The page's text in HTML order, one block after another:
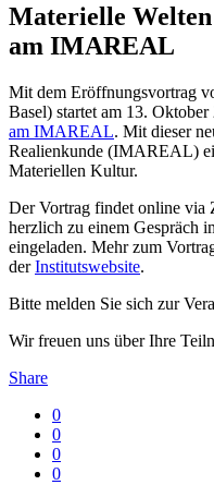
Materielle Welten
am IMAREAL
Mit dem Eröffnungsvortrag
Basel) startet am 13. Oktober
am IMAREAL. Mit dieser
Realienkunde (IMAREAL)
Materiellen Kultur.
Der Vortrag findet online via
herzlich zu einem Gespräch
eingeladen. Mehr zum
derInstitutswebsite.
Bitte melden Sie sich zur
Wir freuen uns über Ihre
Share
0
0
0
0